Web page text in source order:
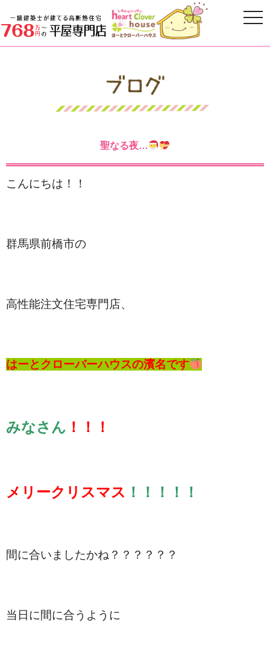
聖なる夜…
こんにちは！！
群馬県前橋市の
高性能注文住宅専門店、
はーとクローバーハウスの濱名です
みなさん ！！！
メリークリスマス ！！！！！
間に合いましたかね？？？？？？
当日に間に合うように